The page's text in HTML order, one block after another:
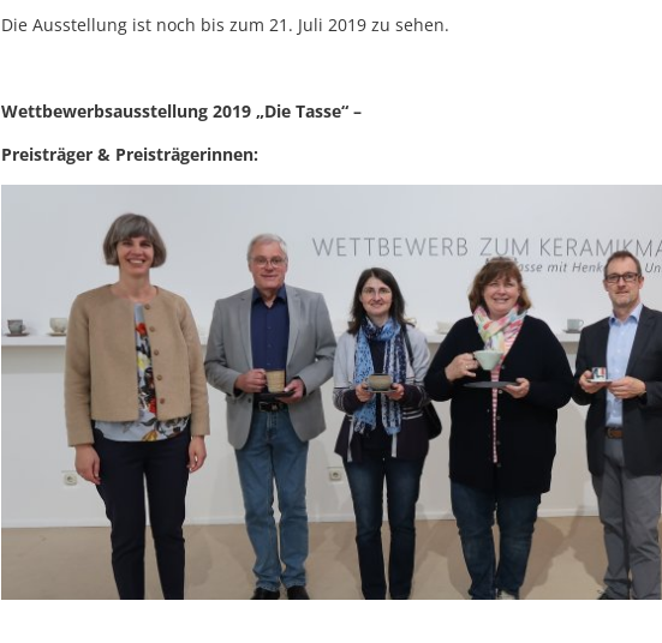
Die Ausstellung ist noch bis zum 21. Juli 2019 zu sehen.
Wettbewerbsausstellung 2019 „Die Tasse“ –
Preisträger & Preisträgerinnen: